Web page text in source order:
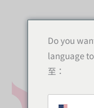
Do you
language
至：